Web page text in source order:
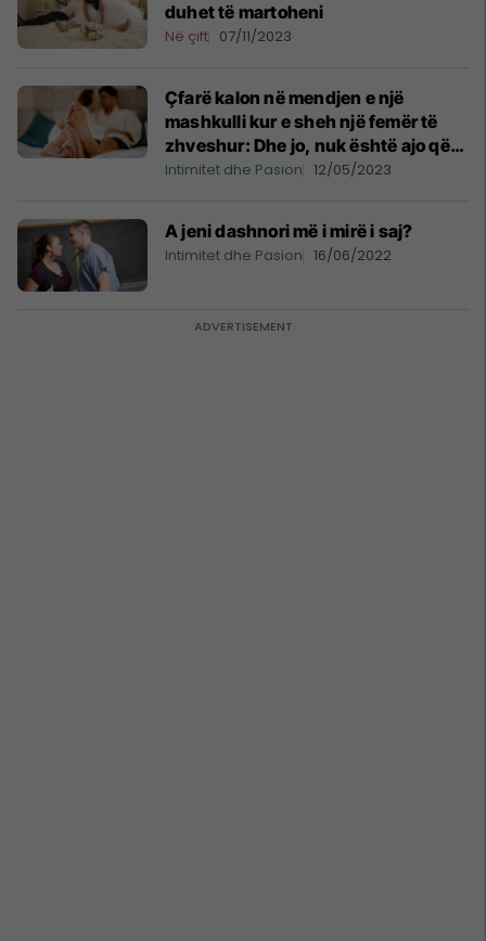
duhet të martoheni
Në çift 07/11/2023
Çfarë kalon në mendjen e një
mashkulli kur e sheh një femër të
zhveshur: Dhe jo, nuk është ajo që
ju vjen në mendje
Intimitet dhe Pasion 12/05/2023
A jeni dashnori më i mirë i saj?
Intimitet dhe Pasion 16/06/2022